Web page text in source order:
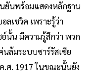
ยันพร้อมแสดงหลักฐาน
เชวิค เพราะรู้ว่า
นั้น มีความรู้สึกว่า พวก
นล้มระบบซาร์รัสเซีย
.ศ. 1917 ในขณะนั้นยัง